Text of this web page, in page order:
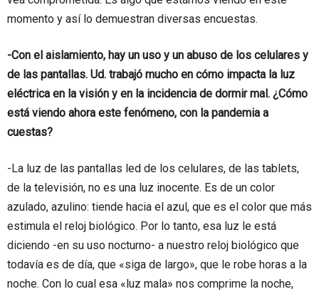
momento y así lo demuestran diversas encuestas.
-Con el aislamiento, hay un uso y un abuso de los celulares y
de las pantallas. Ud. trabajó mucho en cómo impacta la luz
eléctrica en la visión y en la incidencia de dormir mal. ¿Cómo
está viendo ahora este fenómeno, con la pandemia a
cuestas?
-La luz de las pantallas led de los celulares, de las tablets,
de la televisión, no es una luz inocente. Es de un color
azulado, azulino: tiende hacia el azul, que es el color que más
estimula el reloj biológico. Por lo tanto, esa luz le está
diciendo -en su uso nocturno- a nuestro reloj biológico que
todavía es de día, que «siga de largo», que le robe horas a la
noche. Con lo cual esa «luz mala» nos comprime la noche,